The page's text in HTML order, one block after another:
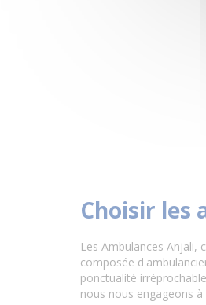
Choisir les
Les Ambulances Anjali,
composée
ponctualité
nous nous engageons